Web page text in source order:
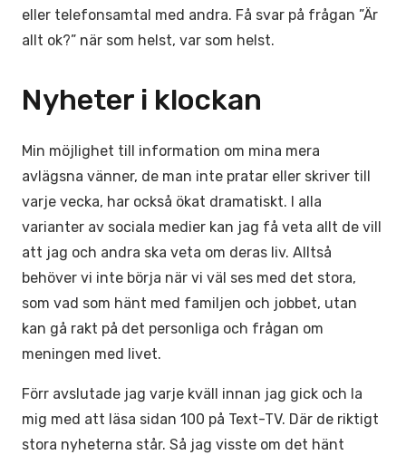
eller telefonsamtal med andra. Få svar på frågan ”Är
allt ok?” när som helst, var som helst.
Nyheter i klockan
Min möjlighet till information om mina mera
avlägsna vänner, de man inte pratar eller skriver till
varje vecka, har också ökat dramatiskt. I alla
varianter av sociala medier kan jag få veta allt de vill
att jag och andra ska veta om deras liv. Alltså
behöver vi inte börja när vi väl ses med det stora,
som vad som hänt med familjen och jobbet, utan
kan gå rakt på det personliga och frågan om
meningen med livet.
Förr avslutade jag varje kväll innan jag gick och la
mig med att läsa sidan 100 på Text-TV. Där de riktigt
stora nyheterna står. Så jag visste om det hänt